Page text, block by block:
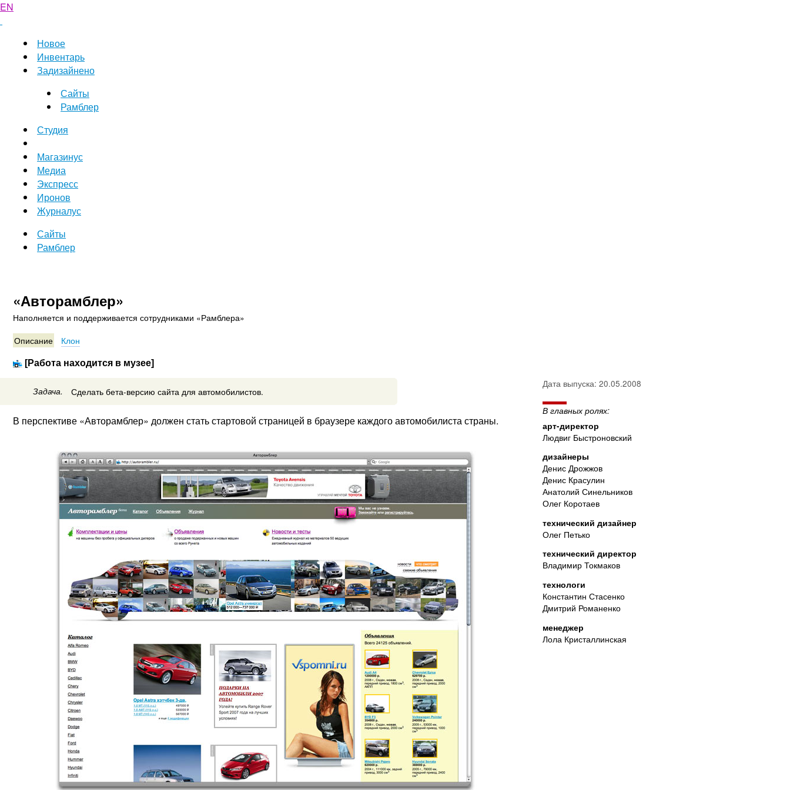
EN
Новое
Инвентарь
Задизайнено
Сайты
Рамблер
Студия
Магазинус
Медиа
Экспресс
Иронов
Журналус
Сайты
Рамблер
«Авторамблер»
Наполняется и поддерживается сотрудниками «Рамблера»
Описание
Клон
[Работа находится в музее]
Задача. Сделать бета-версию сайта для автомобилистов.
В перспективе «Авторамблер» должен стать стартовой страницей в браузере каждого автомобилиста страны.
Дата выпуска: 20.05.2008
В главных ролях:
арт-директор
Людвиг Быстроновский
дизайнеры
Денис Дрожжов
Денис Красулин
Анатолий Синельников
Олег Коротаев
технический дизайнер
Олег Петько
технический директор
Владимир Токмаков
технологи
Константин Стасенко
Дмитрий Романенко
менеджер
Лола Кристаллинская